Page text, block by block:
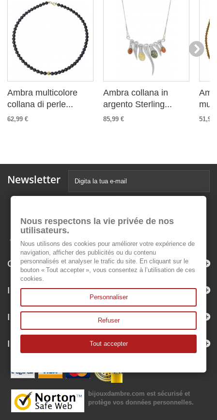
Ambra multicolore
collana di perle...
62,99 €
Ambra collana in
argento Sterling...
85,99 € 51,99
Newsletter
Categorie
Informazioni
Il mio account
Informazioni negozio
bijouxdambre.com est sécurisé et
protège vos données personnelles.
Nous respectons la vie privée de nos
utilisateurs.
Nous utilisons des cookies pour améliorer votre expérience de
navigation, afficher des publicités ou du contenu
personnalisés et analyser le trafic du site. En cliquant sur le
bouton « Tout accepter », vous consentez à l’utilisation de ces
cookies.
Personnaliser
Refuser
Tout accepter